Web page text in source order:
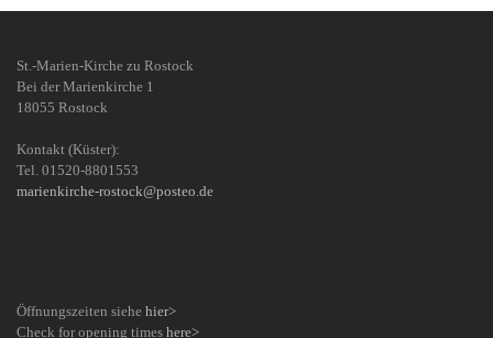
St.-Marien-Kirche zu Rostock
Bei der Marienkirche 1
18055 Rostock
Kontakt (Küster):
Tel. 01520-8801553
marienkirche-rostock@posteo.de
Öffnungszeiten siehe hier>
Check for opening times here>